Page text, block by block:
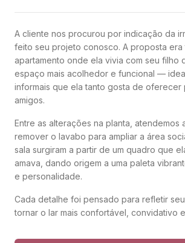
A cliente nos procurou por indicação da
feito seu projeto conosco. A proposta era
apartamento onde ela vivia com seu filho
espaço mais acolhedor e funcional —
informais que ela tanto gosta de oferecer
amigos.
Entre as alterações na planta, atendemos
remover o lavabo para ampliar a área
sala surgiram a partir de um quadro que
amava, dando origem a uma paleta
e personalidade.
Cada detalhe foi pensado para refletir
tornar o lar mais confortável, convidativo